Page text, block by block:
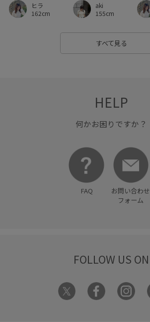
ヒラ
162cm
aki
155cm
すべて見る
HELP
何かお困りですか？
FAQ
お問い合わせ
フォーム
FOLLOW US ON